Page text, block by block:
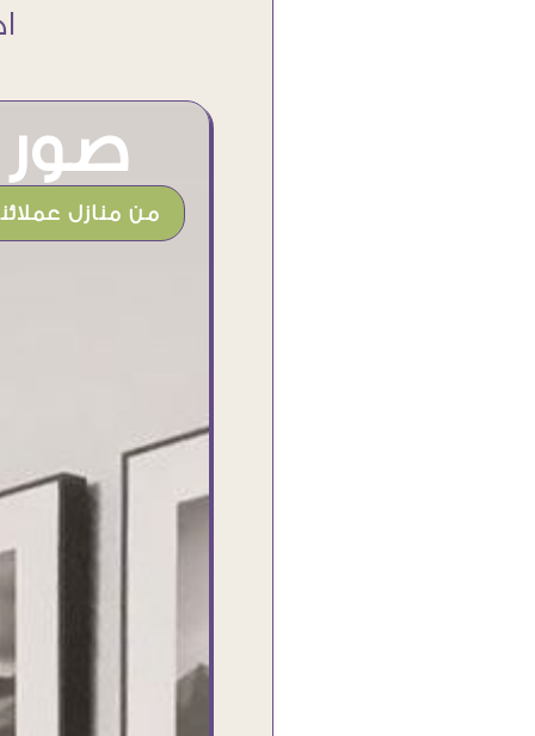
صور
من منازل
..مش اخر تعامل بإذن الله ومبسوطة اوى
من الاوردر واحلى كمان مما توقعت ❤